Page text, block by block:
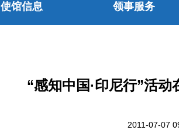
使馆信息 领事服务
“感知中国·印尼行”活
2011-07-07